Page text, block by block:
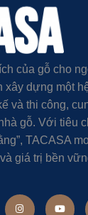
của gỗ cho
xây dựng một
và thi công,
gỗ. Với tiêu
TACASA
giá trị bền